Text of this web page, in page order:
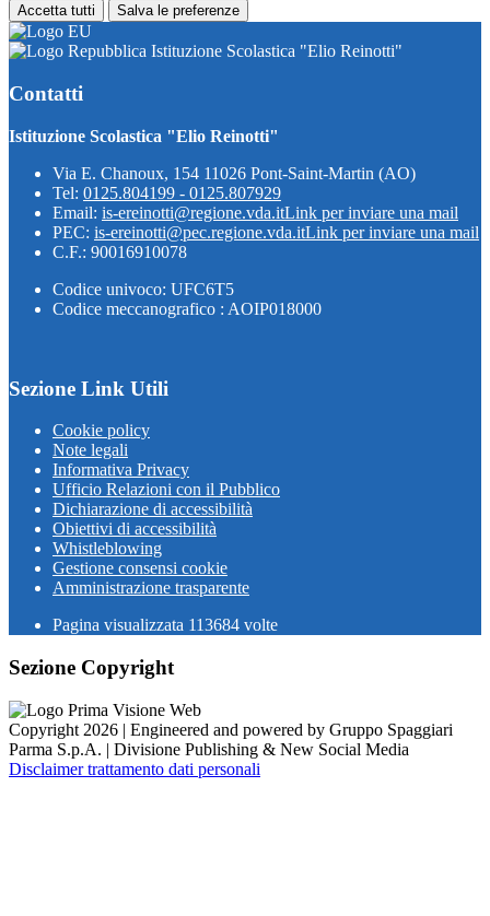
Accetta tutti Salva le preferenze
Istituzione Scolastica "Elio Reinotti"
Contatti
Istituzione Scolastica "Elio Reinotti"
Via E. Chanoux, 154 11026 Pont-Saint-Martin (AO)
Tel: 0125.804199 - 0125.807929
Email: is-ereinotti@regione.vda.itLink per inviare una mail
PEC: is-ereinotti@pec.regione.vda.itLink per inviare una mail
C.F.: 90016910078
Codice univoco: UFC6T5
Codice meccanografico : AOIP018000
Sezione Link Utili
Cookie policy
Note legali
Informativa Privacy
Ufficio Relazioni con il Pubblico
Dichiarazione di accessibilità
Obiettivi di accessibilità
Whistleblowing
Gestione consensi cookie
Amministrazione trasparente
Pagina visualizzata 113684 volte
Sezione Copyright
Copyright 2026 | Engineered and powered by Gruppo Spaggiari
Parma S.p.A. | Divisione Publishing & New Social Media
Disclaimer trattamento dati personali